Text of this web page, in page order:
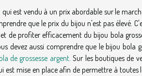
est vendu à un prix abordable sur le
que le prix du bijou n'est pas élevé.
de profiter efficacement du bijou bola
devez aussi comprendre que le bijou bola
de grossesse argent. Sur les boutiques de
est mise en place afin de permettre à